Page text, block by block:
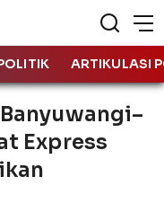
ARTIKULASI
Express